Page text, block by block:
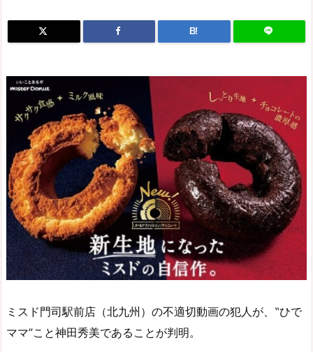
B!
ミスド門司駅前店（北九州）の不適切動画の犯人が、‟ひで
ママ”こと神田秀美であることが判明。